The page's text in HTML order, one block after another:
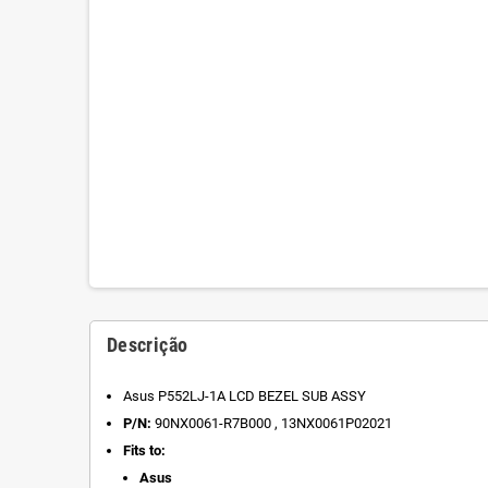
Descrição
Asus P552LJ-1A LCD BEZEL SUB ASSY
P/N: 90NX0061-R7B000 , 13NX0061P02021
Fits to:
Asus